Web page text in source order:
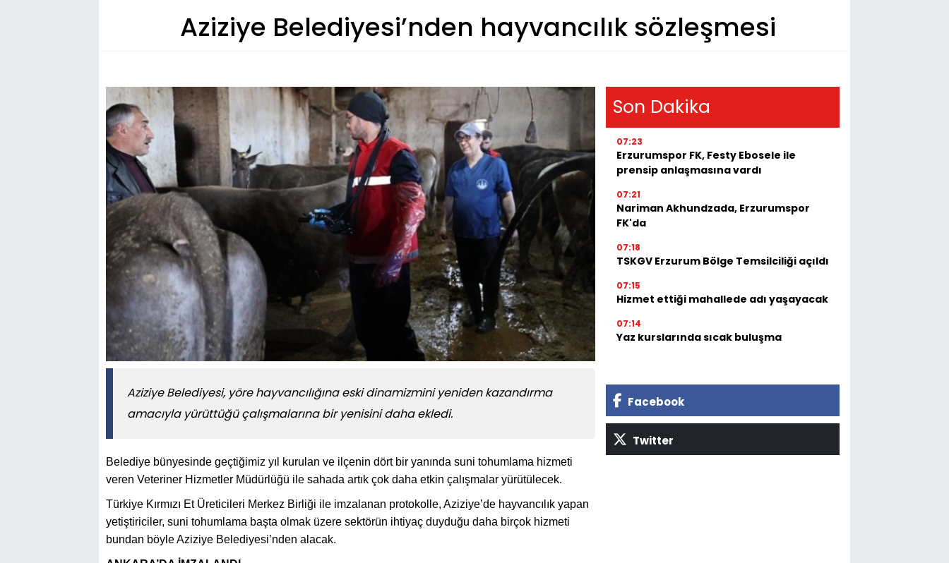
Aziziye Belediyesi’nden hayvancılık sözleşmesi
Aziziye Belediyesi, yöre hayvancılığına eski dinamizmini yeniden kazandırma
amacıyla yürüttüğü çalışmalarına bir yenisini daha ekledi.
Belediye bünyesinde geçtiğimiz yıl kurulan ve ilçenin dört bir yanında suni tohumlama hizmeti
veren Veteriner Hizmetler Müdürlüğü ile sahada artık çok daha etkin çalışmalar yürütülecek.
Türkiye Kırmızı Et Üreticileri Merkez Birliği ile imzalanan protokolle, Aziziye’de hayvancılık yapan
yetiştiriciler, suni tohumlama başta olmak üzere sektörün ihtiyaç duyduğu daha birçok hizmeti
bundan böyle Aziziye Belediyesi’nden alacak.
Son Dakika
07:23
Erzurumspor FK, Festy Ebosele ile
prensip anlaşmasına vardı
07:21
Nariman Akhundzada, Erzurumspor
FK'da
07:18
TSKGV Erzurum Bölge Temsilciliği açıldı
07:15
Hizmet ettiği mahallede adı yaşayacak
07:14
Yaz kurslarında sıcak buluşma
Facebook
Twitter